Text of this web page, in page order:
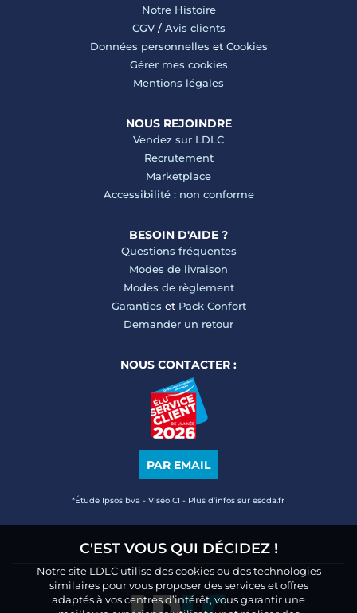
Notre Histoire
CGV/ Avis clients
Données personnelles et Cookies
Gérer mes cookies
Mentions légales
NOUS REJOINDRE
Vendez sur LDLC
Recrutement
Marketplace
Accessibilité : non conforme
BESOIN D'AIDE ?
Questions fréquentes
Modes de livraison
Modes de règlement
Garanties et Pack Confort
Demander un retour
NOUS CONTACTER :
PAR EMAIL
*Étude Ipsos bva - Viséo CI - Plus d’infos sur escda.fr
C'EST VOUS QUI DÉCIDEZ !
Notre site LDLC utilise des cookies ou des technologies
similaires pour vous proposer des services et offres
adaptés à vos centres d’intérêt, vous garantir une